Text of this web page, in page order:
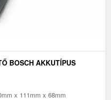
BOSCH AKKUTÍPUS
x 111mm x 68mm